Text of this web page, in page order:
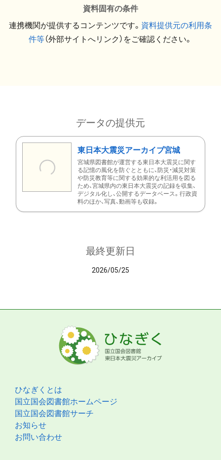
資料固有の条件
連携機関が提供するコンテンツです。 資料提供元の利用条
件等（外部サイトへリンク）をご確認ください。
データの提供元
東日本大震災アーカイブ宮城
宮城県図書館が運営する東日本大震災に関す
る記憶の風化を防ぐとともに、防災・減災対策
や防災教育等に関する効果的な利活用を図る
ため、宮城県内の東日本大震災の記録を収集、
デジタル化し、公開するデータベース。行政資
料のほか、写真、動画等も収録。
最終更新日
2026/05/25
ひなぎくとは
国立国会図書館ホームページ
国立国会図書館サーチ
お知らせ
お問い合わせ